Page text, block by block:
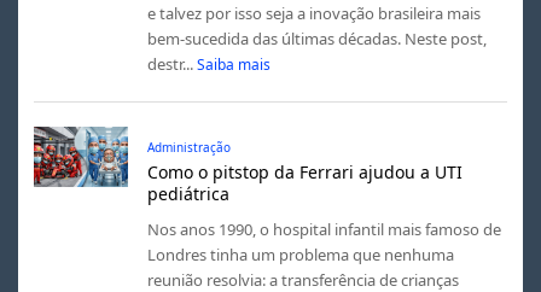
e talvez por isso seja a inovação brasileira mais
bem-sucedida das últimas décadas. Neste post,
destr... Saiba mais
Administração
Como o pitstop da Ferrari ajudou a UTI
pediátrica
Nos anos 1990, o hospital infantil mais famoso de
Londres tinha um problema que nenhuma
reunião resolvia: a transferência de crianças